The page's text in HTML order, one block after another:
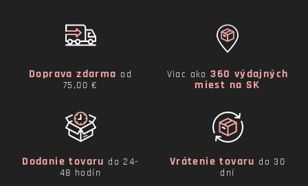
Doprava zdarma od
75,00 €
Viac ako360 výdajných
miest na SK
Dodanie tovaru do 24-
48 hodín
Vrátenie tovaru do 30
dní